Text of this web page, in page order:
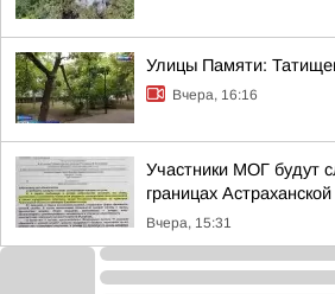
Улицы Памяти:
Вчера, 16:16
Участники МОГ будут
границах
Вчера, 15:31